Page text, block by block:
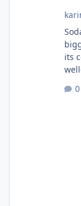
its